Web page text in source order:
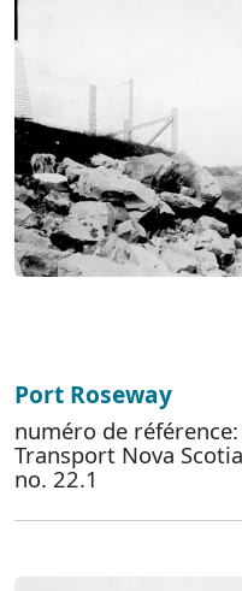
Port Roseway
numéro de
Transport Nova
no. 22.1